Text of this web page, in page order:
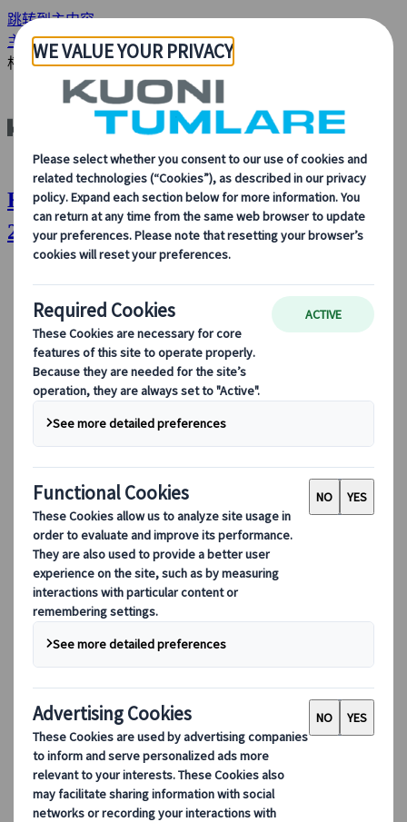
跳转到主内容
主页 分析与新闻 Kuoni Tumlare 获委任为 ICC 女子 T20 世界
杯 2026 官方旅行代理
Kuoni Tumlare： ICC 女子 T20 世界杯
2026 官方旅行代理
关于我们
了解更多关于我们的身份、我们的业务，以及我们对可
持续发展、创新和最新旅游技术的承诺。
查看概览
了解更多关于我们的信息
数字工具
我们的数字工具
伙伴行动应用程序
供应商网络应用程序
代理网络应用程序
目的地
探索 Kuoni Tumlare 的全球覆盖范围，作为您的本地专
家，提供量身定制的行程，满足您独特的旅游需求。
探索所有目的地
欧洲最受欢迎的目的地
法国
意大利